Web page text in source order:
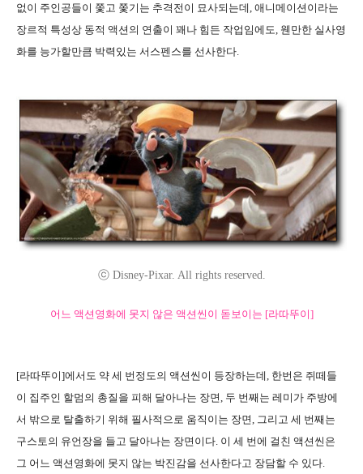
없이 주인공들이 쫓고 쫓기는 추격전이 묘사되는데, 애니메이션이라는
장르적 특성상 동적 액션의 연출이 꽤나 힘든 작업임에도, 웬만한 실사영
화를 능가할만큼 박력있는 서스펜스를 선사한다.
ⓒ Disney-Pixar. All rights reserved.
어느 액션영화에 못지 않은 액션씬이 돋보이는 [라따뚜이]
[라따뚜이]에서도 약 세 번정도의 액션씬이 등장하는데, 한번은 쥐떼들
이 집주인 할멈의 총질을 피해 달아나는 장면, 두 번째는 레미가 주방에
서 밖으로 탈출하기 위해 필사적으로 움직이는 장면, 그리고 세 번째는
구스토의 유언장을 들고 달아나는 장면이다. 이 세 번에 걸친 액션씬은
그 어느 액션영화에 못지 않는 박진감을 선사한다고 장담할 수 있다.